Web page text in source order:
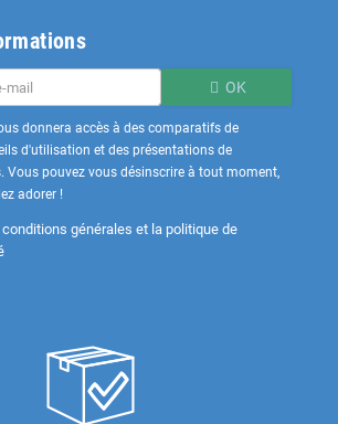
OK
donnera accès à des comparatifs de
d'utilisation et des présentations de
Vous pouvez vous désinscrire à tout moment,
adorer !
conditions générales et la politique de